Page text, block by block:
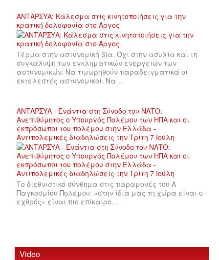
ΑΝΤΑΡΣΥΑ: Κάλεσμα στις κινητοποιήσεις για την
κρατική δολοφονία στο Άργος
Τέρμα στην αστυνομική βία. Όχι στην ασυλία και τη
συγκάλυψη των εγκληματικών ενεργειών των
αστυνομικών. Να τιμωρηθούν παραδειγματικά οι
εκτελεστές αστυνομικοί. Να…
ΑΝΤΑΡΣΥΑ - Ενάντια στη Σύνοδο του ΝΑΤΟ:
Ανεπιθύμητος ο Υπουργός Πολέμου των ΗΠΑ και οι
εκπρόσωποι του πολέμου στην Ελλάδα -
Αντιπολεμικές διαδηλώσεις την Τρίτη 7 Ιούλη
Το διεθνιστικό σύνθημα στις παραμονές του Α
Παγκοσμίου Πολέμου: «στην ίδια μας τη χώρα είναι ο
εχθρός» είναι πιο επίκαιρο…
Video